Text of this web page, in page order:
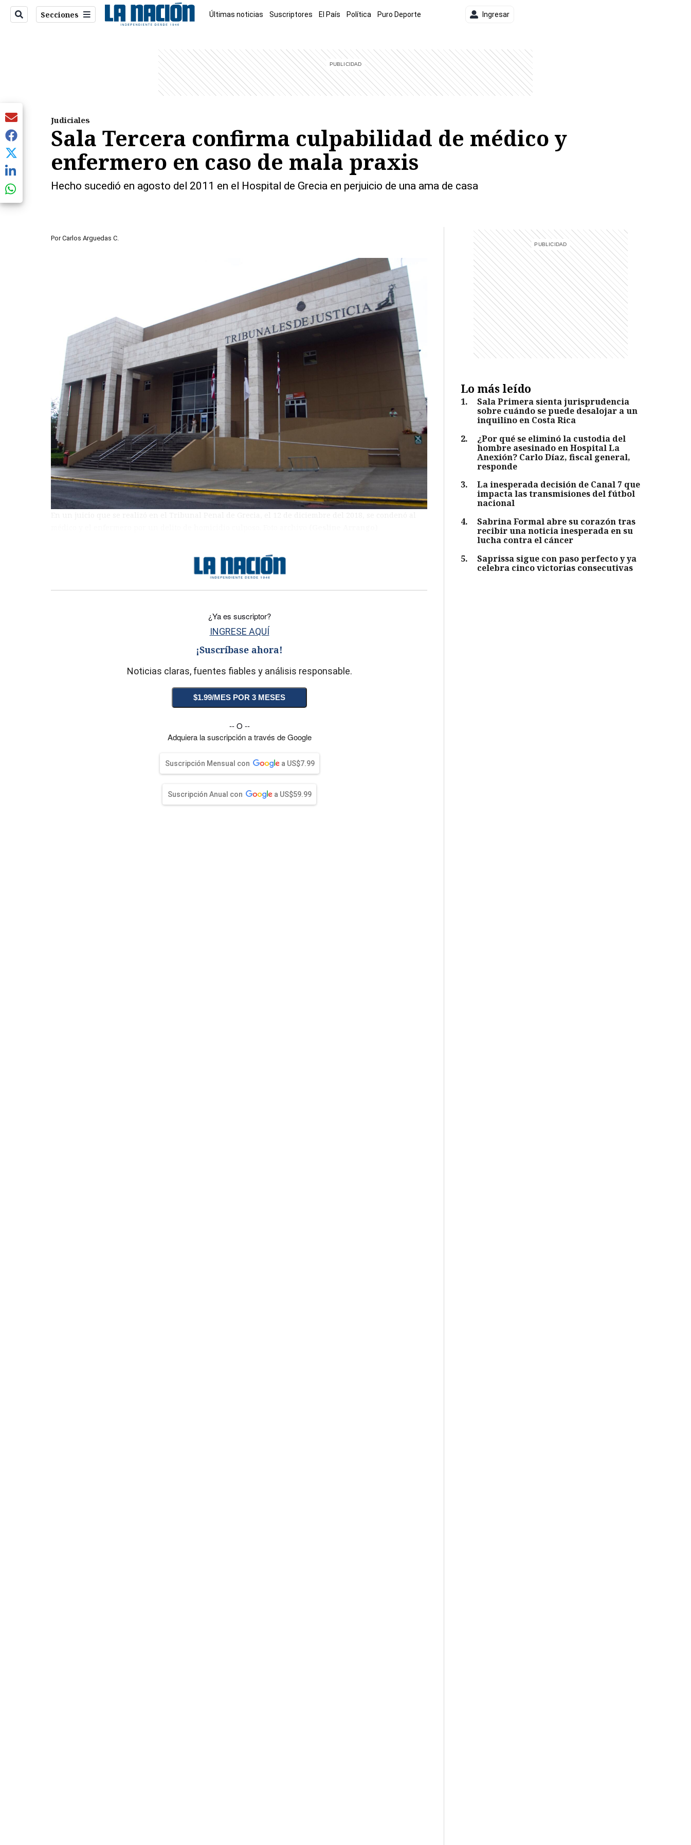
Secciones Últimas noticias Suscriptores El País Política Puro Deporte Ingresar
Judiciales
Sala Tercera confirma culpabilidad de médico y
enfermero en caso de mala praxis
Hecho sucedió en agosto del 2011 en el Hospital de Grecia en perjuicio de una ama de casa
Por Carlos Arguedas C.
Lo más leído
1.
Sala Primera sienta jurisprudencia
sobre cuándo se puede desalojar a un
inquilino en Costa Rica
2.
¿Por qué se eliminó la custodia del
hombre asesinado en Hospital La
Anexión? Carlo Díaz, fiscal general,
responde
3.
La inesperada decisión de Canal 7 que
impacta las transmisiones del fútbol
nacional
4.
Sabrina Formal abre su corazón tras
recibir una noticia inesperada en su
lucha contra el cáncer
5.
Saprissa sigue con paso perfecto y ya
celebra cinco victorias consecutivas